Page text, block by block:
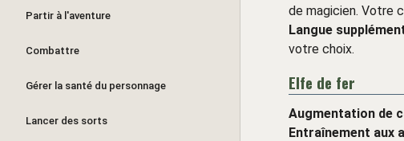
Partir à l'aventure
Combattre
Gérer la santé du personnage
Lancer des sorts
de magicien. Votre
Langue
votre choix.
Elfe de fer
Augmentation de
Entraînement aux